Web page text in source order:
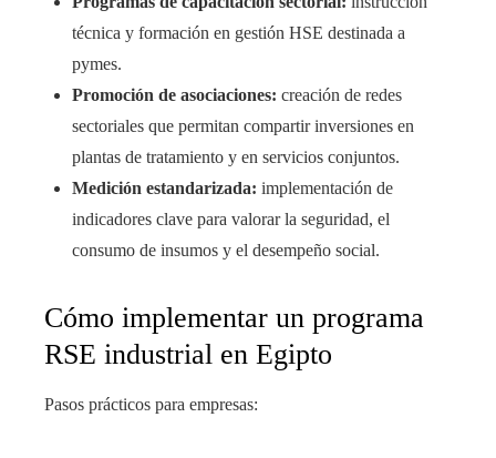
técnica y formación en gestión HSE destinada a
pymes.
Promoción de asociaciones: creación de redes
sectoriales que permitan compartir inversiones en
plantas de tratamiento y en servicios conjuntos.
Medición estandarizada: implementación de
indicadores clave para valorar la seguridad, el
consumo de insumos y el desempeño social.
Cómo implementar un programa
RSE industrial en Egipto
Pasos prácticos para empresas: